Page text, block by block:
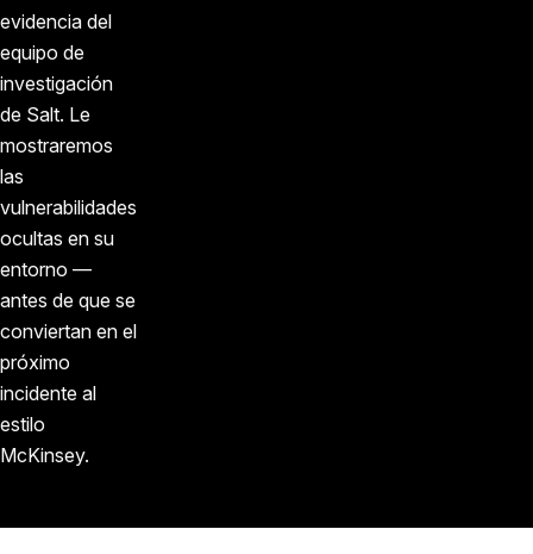
evidencia del
equipo de
investigación
de Salt. Le
mostraremos
las
vulnerabilidades
ocultas en su
entorno —
antes de que se
conviertan en el
próximo
incidente al
estilo
McKinsey.